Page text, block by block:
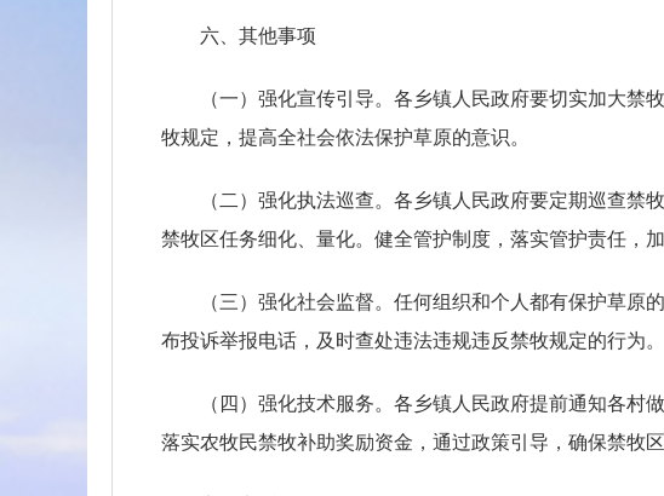
六、其他事项
（一）强化宣传引导。各乡镇人民政府要切实加大
牧规定，提高全社会依法保护草原的意识。
（二）强化执法巡查。各乡镇人民政府要定期巡查
禁牧区任务细化、量化。健全管护制度，落实管护责任，
（三）强化社会监督。任何组织和个人都有保护草
布投诉举报电话，及时查处违法违规违反禁牧规定的行为。
（四）强化技术服务。各乡镇人民政府提前通知各村
落实农牧民禁牧补助奖励资金，通过政策引导，确保禁牧